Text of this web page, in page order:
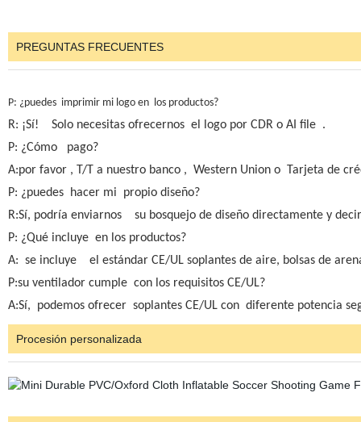
PREGUNTAS FRECUENTES
P: ¿puedes imprimir mi logo en los productos?
R: ¡Sí! Solo necesitas ofrecernos el logo por CDR o AI file .
P: ¿Cómo pago?
A:por favor , T/T a nuestro banco , Western Union o Tarjeta de
P: ¿puedes hacer mi propio diseño?
R:Sí, podría enviarnos su bosquejo de diseño directamente y
P: ¿Qué incluye en los productos?
A: se incluye el estándar CE/UL soplantes de aire, bolsas de
P:su ventilador cumple con los requisitos CE/UL?
A:Sí, podemos ofrecer soplantes CE/UL con diferente potencia
Procesión personalizada